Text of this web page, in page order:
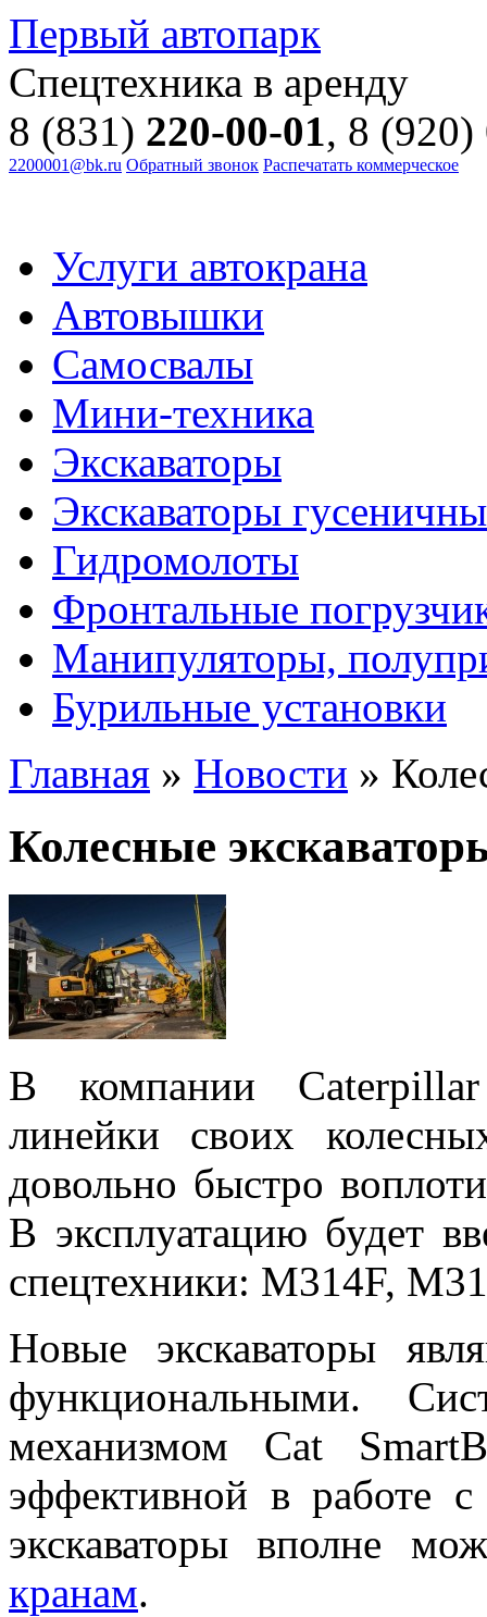
Первый автопарк
Спецтехника в аренду
8 (831) 220-00-01, 8 (920)
2200001@bk.ru Обратный звонок Распечатать коммерческое
Услуги автокрана
Автовышки
Самосвалы
Мини-техника
Экскаваторы
Экскаваторы
Гидромолоты
Фронтальные
Манипуляторы,
Бурильные установки
Главная » Новости »
Колесные
В компании
линейки своих
довольно быстро
В эксплуатацию будет
спецтехники: M314F,
Новые экскаваторы
функциональными.
механизмом Cat
эффективной в работе
экскаваторы вполне
кранам.